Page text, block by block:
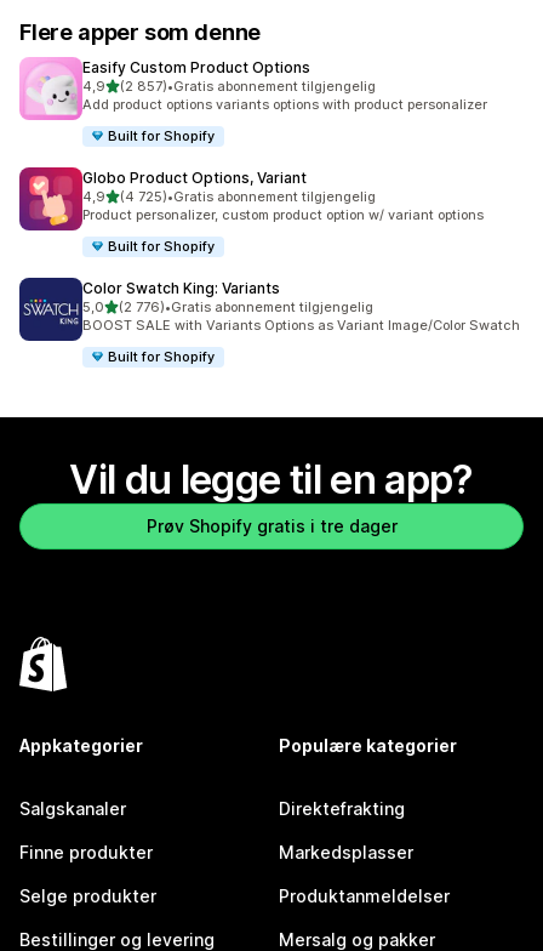
Flere apper som denne
Easify Custom Product Options
4,9av 5 stjerner
(2 857)
Totalt 2857 omtaler
•Gratis abonnement tilgjengelig
Add product options variants options with product personalizer
Built for Shopify
Globo Product Options, Variant
4,9av 5 stjerner
(4 725)
Totalt 4725 omtaler
•Gratis abonnement tilgjengelig
Product personalizer, custom product option w/ variant options
Built for Shopify
Color Swatch King: Variants
5,0av 5 stjerner
(2 776)
Totalt 2776 omtaler
•Gratis abonnement tilgjengelig
BOOST SALE with Variants Options as Variant Image/Color Swatch
Built for Shopify
Vil du legge til en app?
Prøv Shopify gratis i tre dager
Appkategorier
Salgskanaler
Finne produkter
Selge produkter
Bestillinger og levering
Populære kategorier
Direktefrakting
Markedsplasser
Produktanmeldelser
Mersalg og pakker